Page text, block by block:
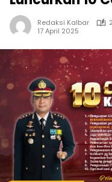
Redaksi Kalbar
17 April 2025